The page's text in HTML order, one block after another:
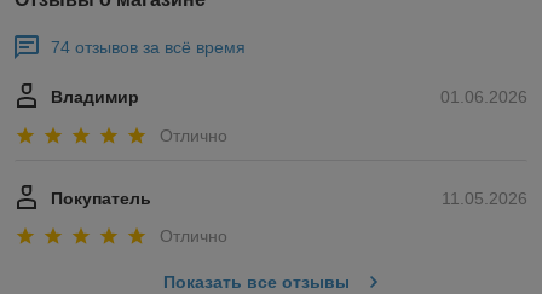
74 отзывов за всё время
01.06.2026
Владимир
Отлично
11.05.2026
Покупатель
Отлично
Показать все отзывы